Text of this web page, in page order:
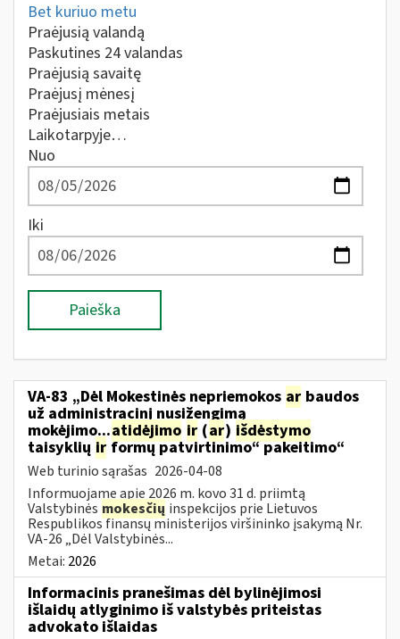
Bet kuriuo metu
Praėjusią valandą
Paskutines 24 valandas
Praėjusią savaitę
Praėjusį mėnesį
Praėjusiais metais
Laikotarpyje…
Nuo
Iki
Paieška
VA-83 „Dėl Mokestinės nepriemokos ar baudos
už administracinį nusižengimą
mokėjimo...atidėjimo ir (ar) išdėstymo
taisyklių ir formų patvirtinimo“ pakeitimo“
Web turinio sąrašas 2026-04-08
Informuojame apie 2026 m. kovo 31 d. priimtą
Valstybinės mokesčių inspekcijos prie Lietuvos
Respublikos finansų ministerijos viršininko įsakymą Nr.
VA-26 „Dėl Valstybinės...
Metai: 2026
Informacinis pranešimas dėl bylinėjimosi
išlaidų atlyginimo iš valstybės priteistas
advokato išlaidas